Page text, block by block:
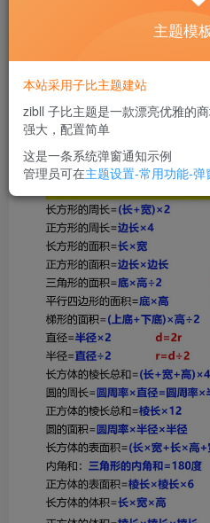
您当前未登录！建
主题模
本站采用子比主题建站
zibll 子比主题是一款漂亮优雅的
强大，配置简单
这是一条系统弹窗通知示例
管理员可在主题设置-常用功能-弹